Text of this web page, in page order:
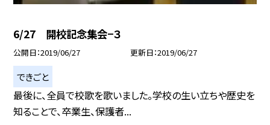
6/27 開校記念集会−３
公開日 2019/06/27 更新日 2019/06/27
できごと
最後に、全員で校歌を歌いました。学校の生い立ちや歴史を
知ることで、卒業生、保護者...